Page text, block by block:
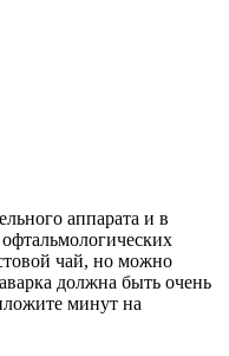
аппарата и в
чай, но можно
должна быть очень
минут на